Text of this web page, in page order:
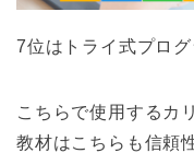
7位はトライ式プロ
こちらで使用するカ
教材はこちらも信頼